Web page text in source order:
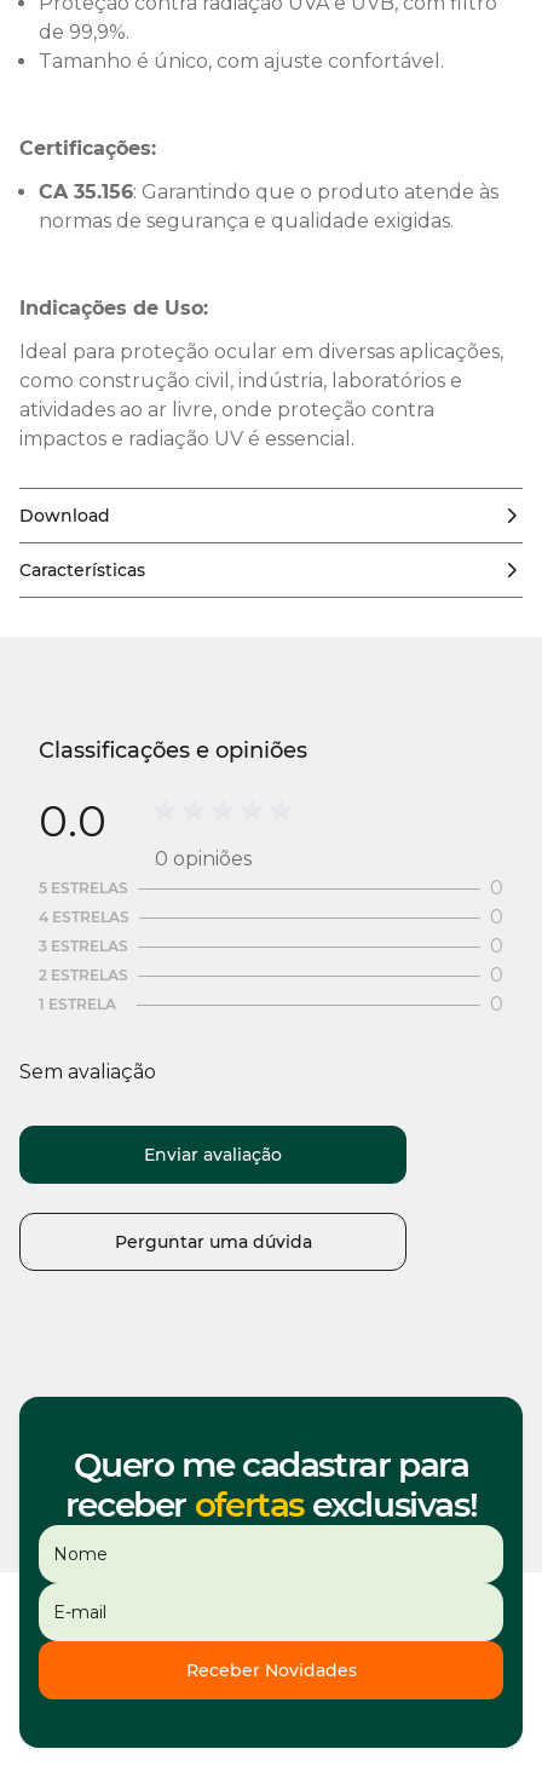
de 99,9%.
Tamanho é único, com ajuste confortável.
Certificações:
CA 35.156: Garantindo que o produto atende às
normas de segurança e qualidade exigidas.
Indicações de Uso:
Ideal para proteção ocular em diversas aplicações,
como construção civil, indústria, laboratórios e
atividades ao ar livre, onde proteção contra
impactos e radiação UV é essencial.
Download
Características
Classificações e opiniões
0.0
0 opiniões
5 ESTRELAS 0
4 ESTRELAS 0
3 ESTRELAS 0
2 ESTRELAS 0
1 ESTRELA 0
Sem avaliação
Enviar avaliação
Perguntar uma dúvida
Quero me cadastrar para
receber ofertasexclusivas!
Receber Novidades